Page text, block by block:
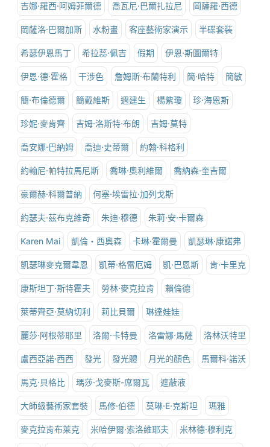
吉娜·羅西·阿姆菲爾德 喬瓦尼·巴爾扎拉尼 岡薩羅·西德
岡薩洛·巴爾加斯 水粉畫 客座藝術家演示 半碟套裝
希瑟伊恩馬丁 希拉蕊·佩吉 假期 伊恩·斯圖爾特
伊恩·德·霍格 干涉色 詹姆斯·布蘭特利 簡·哈特 簡敏
簡·布倫德爾 簡戴維斯 週建生 楊紫瓊 珍·海恩斯
珍妮·麥肯齊 吉姆·洛斯特·布朗 吉姆·莫特
喬安娜·巴納姆 喬迪·史蒂爾 約翰·科格利
約翰尼·帕特拉馬尼斯 喬琳·奧利維爾 喬納森·奎吉爾
豪爾赫·科爾普納 何塞·埃雷拉·加列戈斯
約瑟夫·茲布克維奇 朱迪·穆德 朱莉·安·卡爾森
Karen Mai 凱倫‧西奧森 卡琳·霍爾曼 凱瑟琳·康諾弗
凱瑟琳麥克爾韋恩 凱蒂·格雷厄姆 凱·巴恩斯 肯·卡里克
康斯坦丁·斯特霍夫 勞林·麥克拉肯 賴倫德
萊蒂齊亞·莫納切利 莉比貝爾 琳達娃娃
麗莎·阿根蒂耶里 洛爾·卡特曼 洛雷娜·馬薩 洛林沃特里
盧西亞諾·西西 發光 發光體 月光的顏色 馬爾科·諾沃
馬克·貝格比 瑪莎·戈麥斯-席爾瓦 遮蔽液
大師級藝術家套裝 馬修·伯德 莫琳·E·克斯坦 瑪雅
麥克拉肯布萊克 米哈伊爾·索洛維耶夫 米林德·穆利克